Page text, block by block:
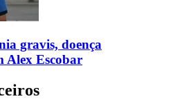
gravis, doença
Alex Escobar